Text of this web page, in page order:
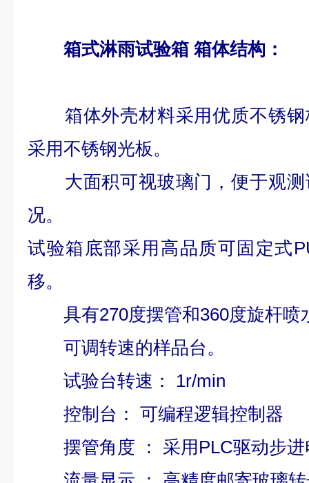
箱式淋雨试验箱 箱体结构：
箱体外壳材料采用优质不锈钢
采用不锈钢光板。
大面积可视玻璃门，便于观测
况。
试验箱底部采用高品质可固定式
移。
具有270度摆管和360度旋杆喷
可调转速的样品台。
试验台转速： 1r/min
控制台： 可编程逻辑控制器
摆管角度 ： 采用PLC驱动步进